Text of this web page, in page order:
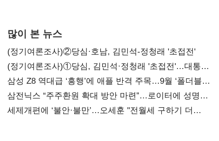
많이 본 뉴스
(정기여론조사)②당심·호남, 김민석-정청래 '초접전'
(정기여론조사)①당심, 김민석·정청래 '초접전'…대통령
지지도 '50% 아래로'(종합)
삼성 Z8 역대급 ‘흥행’에 애플 반격 주목…9월 ‘폴더블
대전’
삼전닉스 “주주환원 확대 방안 마련”…로이터에 성명
보내
세제개편에 ‘불안·불만’…오세훈 "전월세 구하기 더